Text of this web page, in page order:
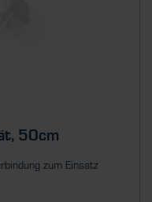
50cm
zum Einsatz